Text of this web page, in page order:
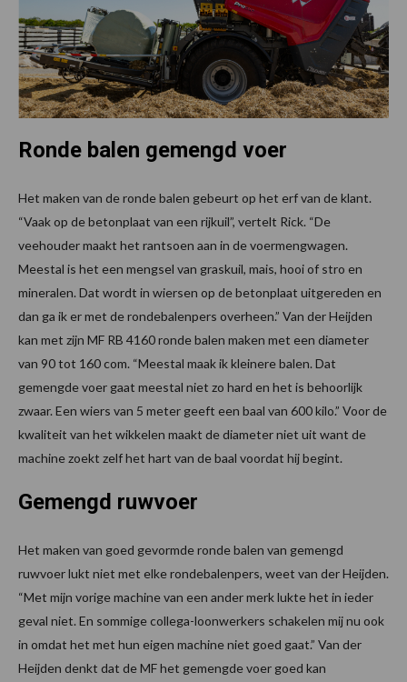
Ronde balen gemengd voer
Het maken van de ronde balen gebeurt op het erf van de klant.
“Vaak op de betonplaat van een rijkuil”, vertelt Rick. “De
veehouder maakt het rantsoen aan in de voermengwagen.
Meestal is het een mengsel van graskuil, mais, hooi of stro en
mineralen. Dat wordt in wiersen op de betonplaat uitgereden en
dan ga ik er met de rondebalenpers overheen.” Van der Heijden
kan met zijn MF RB 4160 ronde balen maken met een diameter
van 90 tot 160 com. “Meestal maak ik kleinere balen. Dat
gemengde voer gaat meestal niet zo hard en het is behoorlijk
zwaar. Een wiers van 5 meter geeft een baal van 600 kilo.” Voor de
kwaliteit van het wikkelen maakt de diameter niet uit want de
machine zoekt zelf het hart van de baal voordat hij begint.
Gemengd ruwvoer
Het maken van goed gevormde ronde balen van gemengd
ruwvoer lukt niet met elke rondebalenpers, weet van der Heijden.
“Met mijn vorige machine van een ander merk lukte het in ieder
geval niet. En sommige collega-loonwerkers schakelen mij nu ook
in omdat het met hun eigen machine niet goed gaat.” Van der
Heijden denkt dat de MF het gemengde voer goed kan